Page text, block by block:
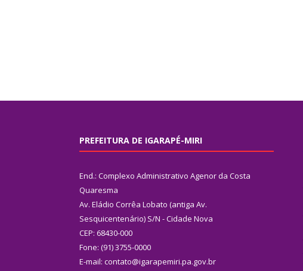
PREFEITURA DE IGARAPÉ-MIRI
End.: Complexo Administrativo Agenor da Costa
Quaresma
Av. Eládio Corrêa Lobato (antiga Av.
Sesquicentenário) S/N - Cidade Nova
CEP: 68430-000
Fone: (91) 3755-0000
E-mail: contato@igarapemiri.pa.gov.br